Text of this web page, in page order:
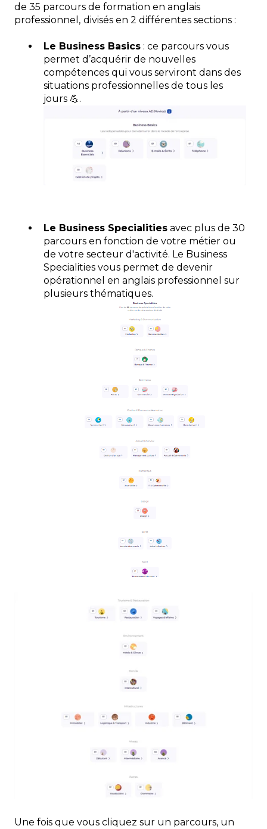
de 35 parcours de formation en anglais
professionnel, divisés en 2 différentes sections :
Le Business Basics : ce parcours vous
permet d’acquérir de nouvelles
compétences qui vous serviront dans des
situations professionnelles de tous les
jours 💪.
Le Business Specialities avec plus de 30
parcours en fonction de votre métier ou
de votre secteur d'activité. Le Business
Specialities vous permet de devenir
opérationnel en anglais professionnel sur
plusieurs thématiques.
Une fois que vous cliquez sur un parcours, un